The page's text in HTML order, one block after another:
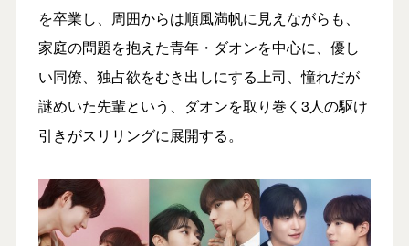
を卒業し、周囲からは順風満帆に見えながらも、
家庭の問題を抱えた青年・ダオンを中心に、優し
い同僚、独占欲をむき出しにする上司、憧れだが
謎めいた先輩という、ダオンを取り巻く3人の駆け
引きがスリリングに展開する。